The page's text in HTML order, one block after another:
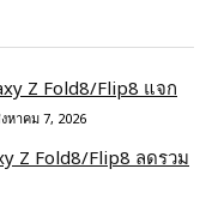
Z Fold8/Flip8 แจก
หาคม 7, 2026
Z Fold8/Flip8 ลดรวม